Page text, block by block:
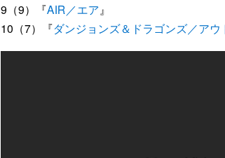
9（9）『AIR／エア』
10（7）『ダンジョンズ＆ドラゴンズ／アウ